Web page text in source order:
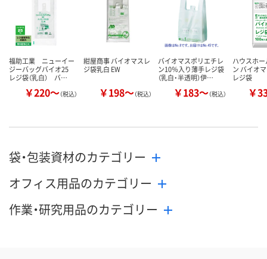
福助工業 ニューイー
ジーバッグバイオ25
レジ袋（乳白） バ…
￥220～（税込）
紺屋商事 バイオマスレ
ジ袋乳白 EW
￥198～（税込）
バイオマスポリエチレ
ン10％入り薄手レジ袋
（乳白・半透明）伊…
￥183～（税込）
ハウスホ
ン バイオ
レジ袋
￥
袋・包装資材のカテゴリー
オフィス用品のカテゴリー
作業・研究用品のカテゴリー